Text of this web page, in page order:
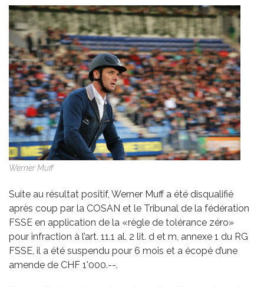
Werner Muff
Suite au résultat positif, Werner Muff a été disqualifié
après coup par la COSAN et le Tribunal de la fédération
FSSE en application de la «règle de tolérance zéro»
pour infraction à l’art. 11.1 al. 2 lit. d et m, annexe 1 du RG
FSSE, il a été suspendu pour 6 mois et a écopé d’une
amende de CHF 1'000.--.